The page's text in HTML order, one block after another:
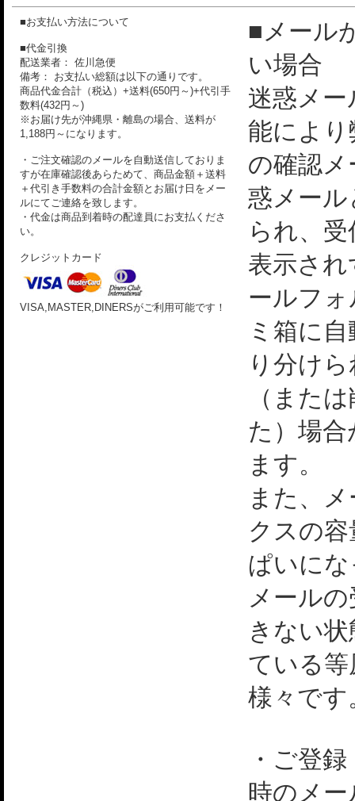
■お支払い方法について
■代金引換
配送業者： 佐川急便
備考： お支払い総額は以下の通りです。
商品代金合計（税込）+送料(650円～)+代引手
数料(432円～)
※お届け先が沖縄県・離島の場合、送料が
1,188円～になります。
・ご注文確認のメールを自動送信しておりま
すが在庫確認後あらためて、商品金額＋送料
＋代引き手数料の合計金額とお届け日をメー
ルにてご連絡を致します。
・代金は商品到着時の配達員にお支払くださ
い。
クレジットカード
VISA,MASTER,DINERSがご利用可能です！
■メール
い場合
迷惑メー
能によ
の確認
惑メー
られ、
表示さ
ールフ
ミ箱に
り分け
（また
た）場
ます。
また、
クスの
ぱいに
メール
きない
ている
様々です
・ご登
時のメ